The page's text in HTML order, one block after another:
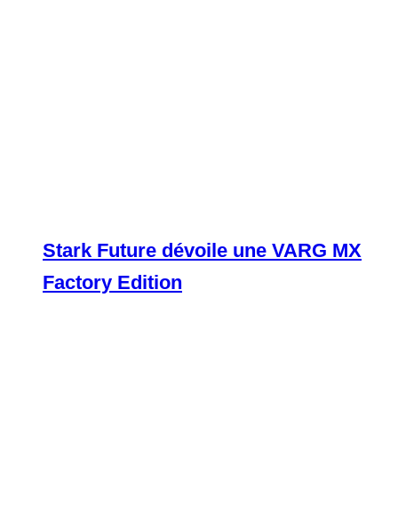
Stark Future dévoile une VARG MX
Factory Edition